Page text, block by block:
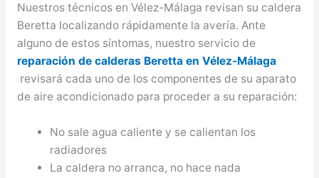
Nuestros técnicos en Vélez-Málaga revisan su caldera
Beretta localizando rápidamente la avería. Ante
alguno de estos síntomas, nuestro servicio de
reparación de calderas Beretta en Vélez-Málaga
revisará cada uno de los componentes de su aparato
de aire acondicionado para proceder a su reparación:
No sale agua caliente y se calientan los
radiadores
La caldera no arranca, no hace nada